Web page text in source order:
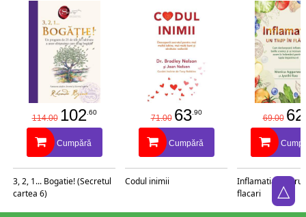
114.00 102 .60
Cumpără
3, 2, 1... Bogatie! (Secretul
cartea 6)
71.00 63 .90
Cumpără
Codul inimii
69.00 62
Inflamatia, un
flacari
△